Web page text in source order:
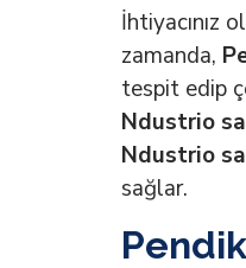
İhtiyacınız
zamanda,
tespit edip
Ndustrio
Ndustrio
sağlar.